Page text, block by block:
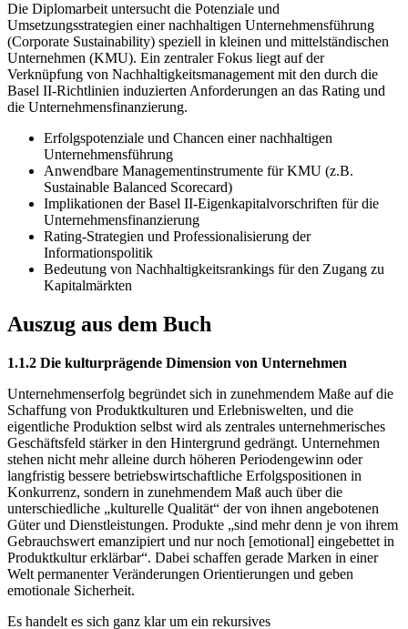
Die Diplomarbeit untersucht die Potenziale und
Umsetzungsstrategien einer nachhaltigen Unternehmensführung
(Corporate Sustainability) speziell in kleinen und mittelständischen
Unternehmen (KMU). Ein zentraler Fokus liegt auf der
Verknüpfung von Nachhaltigkeitsmanagement mit den durch die
Basel II-Richtlinien induzierten Anforderungen an das Rating und
die Unternehmensfinanzierung.
Erfolgspotenziale und Chancen einer nachhaltigen
Unternehmensführung
Anwendbare Managementinstrumente für KMU (z.B.
Sustainable Balanced Scorecard)
Implikationen der Basel II-Eigenkapitalvorschriften für die
Unternehmensfinanzierung
Rating-Strategien und Professionalisierung der
Informationspolitik
Bedeutung von Nachhaltigkeitsrankings für den Zugang zu
Kapitalmärkten
Auszug aus dem Buch
1.1.2 Die kulturprägende Dimension von Unternehmen
Unternehmenserfolg begründet sich in zunehmendem Maße auf die
Schaffung von Produktkulturen und Erlebniswelten, und die
eigentliche Produktion selbst wird als zentrales unternehmerisches
Geschäftsfeld stärker in den Hintergrund gedrängt. Unternehmen
stehen nicht mehr alleine durch höheren Periodengewinn oder
langfristig bessere betriebswirtschaftliche Erfolgspositionen in
Konkurrenz, sondern in zunehmendem Maß auch über die
unterschiedliche „kulturelle Qualität“ der von ihnen angebotenen
Güter und Dienstleistungen. Produkte „sind mehr denn je von ihrem
Gebrauchswert emanzipiert und nur noch [emotional] eingebettet in
Produktkultur erklärbar“. Dabei schaffen gerade Marken in einer
Welt permanenter Veränderungen Orientierungen und geben
emotionale Sicherheit.
Es handelt es sich ganz klar um ein rekursives